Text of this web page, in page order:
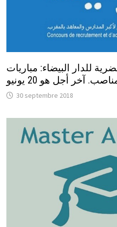
للدار البيضاء: مباريات
آخر أجل هو 20 يونيو
30 septembre 2018